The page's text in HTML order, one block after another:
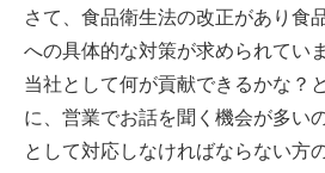
さて、食品衛生法の改正があり食
への具体的な対策が求められてい
当社として何が貢献できるかな？
に、営業でお話を聞く機会が多い
として対応しなければならない方